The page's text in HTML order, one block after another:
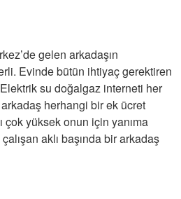
gelen arkadaşın
Evinde bütün ihtiyaç gerektiren
su doğalgaz interneti her
herhangi bir ek ücret
çok yüksek onun için yanıma
aklı başında bir arkadaş